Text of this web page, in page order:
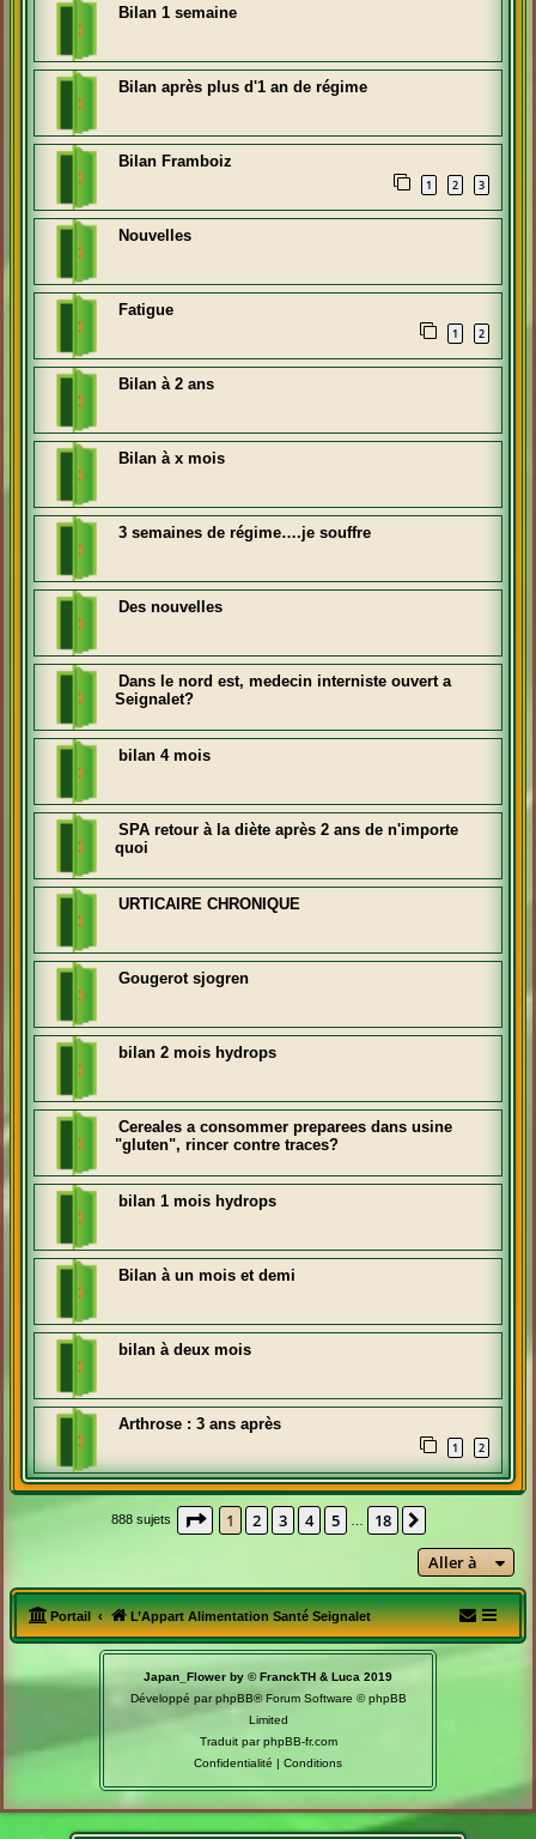
Bilan 1 semaine
Bilan après plus d'1 an de régime
Bilan Framboiz
1 2 3
Nouvelles
Fatigue
1 2
Bilan à 2 ans
Bilan à x mois
3 semaines de régime….je souffre
Des nouvelles
Dans le nord est, medecin interniste ouvert a
Seignalet?
bilan 4 mois
SPA retour à la diète après 2 ans de n'importe
quoi
URTICAIRE CHRONIQUE
Gougerot sjogren
bilan 2 mois hydrops
Cereales a consommer preparees dans usine
"gluten", rincer contre traces?
bilan 1 mois hydrops
Bilan à un mois et demi
bilan à deux mois
Arthrose : 3 ans après
1 2
888 sujets Page 1sur18
1 2 3 4 5 18
Aller à
Portail L’Appart Alimentation Santé Seignalet
Japan_Flower by © FranckTH & Luca 2019
Développé parphpBB® Forum Software © phpBB
Limited
Traduit parphpBB-fr.com
Confidentialité | Conditions